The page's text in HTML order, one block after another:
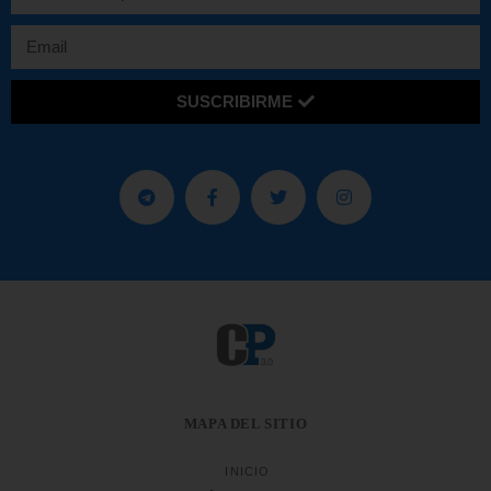
SUSCRIBIRME
MAPA DEL SITIO
INICIO